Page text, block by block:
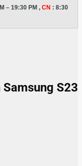
– 19:30 PM , CN : 8:30
S23